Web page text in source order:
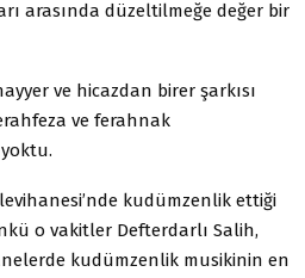
arasında düzeltilmeğe değer bir
ve hicazdan birer şarkısı
ve ferahnak
kudümzenlik ettiği
o vakitler Defterdarlı Salih,
kudümzenlik musikinin en